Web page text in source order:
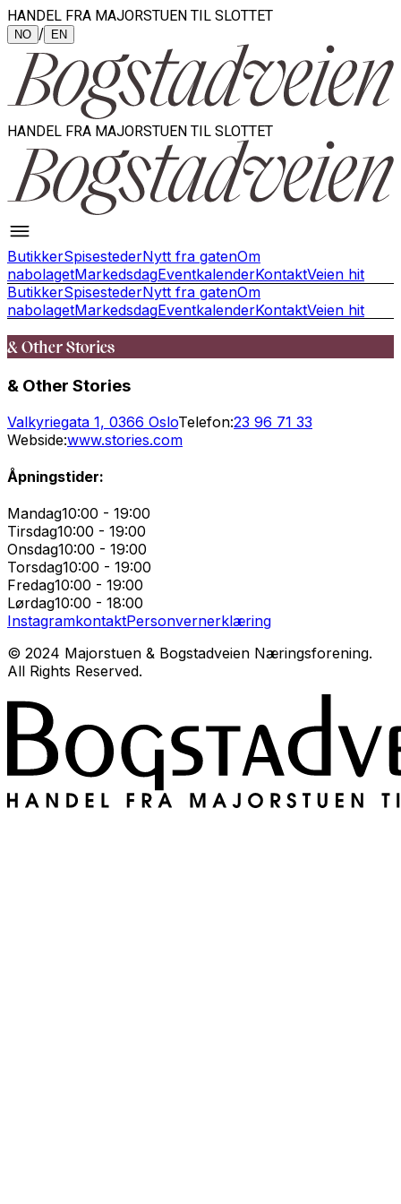
HANDEL FRA MAJORSTUEN TIL SLOTTET
NO / EN
HANDEL FRA MAJORSTUEN TIL SLOTTET
ButikkerSpisestederNytt fra gatenOm
nabolagetMarkedsdagEventkalenderKontaktVeien hit
ButikkerSpisestederNytt fra gatenOm
nabolagetMarkedsdagEventkalenderKontaktVeien hit
& Other Stories
& Other Stories
Valkyriegata 1, 0366 OsloTelefon:23 96 71 33
Webside:www.stories.com
Åpningstider:
Mandag10:00 - 19:00
Tirsdag10:00 - 19:00
Onsdag10:00 - 19:00
Torsdag10:00 - 19:00
Fredag10:00 - 19:00
Lørdag10:00 - 18:00
InstagramkontaktPersonvernerklæring
© 2024 Majorstuen & Bogstadveien Næringsforening.
All Rights Reserved.